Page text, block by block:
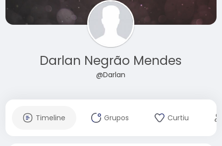
Darlan Negrão Mendes
@Darlan
Timeline Grupos Curtiu